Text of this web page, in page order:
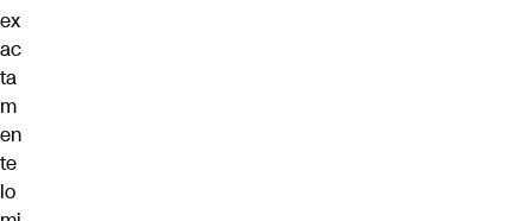
ex
ac
ta
m
en
te
lo